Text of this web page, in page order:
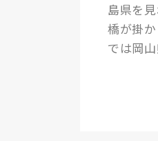
島県を
橋が掛
では岡